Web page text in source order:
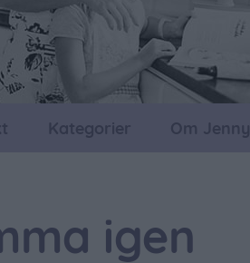
Kategorier Om Jenny
igen